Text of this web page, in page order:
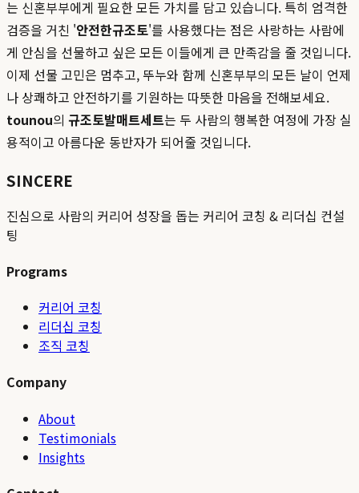
는 신혼부부에게 필요한 모든 가치를 담고 있습니다. 특히 엄격한
검증을 거친 '안전한규조토'를 사용했다는 점은 사랑하는 사람에
게 안심을 선물하고 싶은 모든 이들에게 큰 만족감을 줄 것입니다.
이제 선물 고민은 멈추고, 뚜누와 함께 신혼부부의 모든 날이 언제
나 상쾌하고 안전하기를 기원하는 따뜻한 마음을 전해보세요.
tounou의 규조토발매트세트는 두 사람의 행복한 여정에 가장 실
용적이고 아름다운 동반자가 되어줄 것입니다.
SINCERE
진심으로 사람의 커리어 성장을 돕는 커리어 코칭 & 리더십 컨설
팅
Programs
커리어 코칭
리더십 코칭
조직 코칭
Company
About
Testimonials
Insights